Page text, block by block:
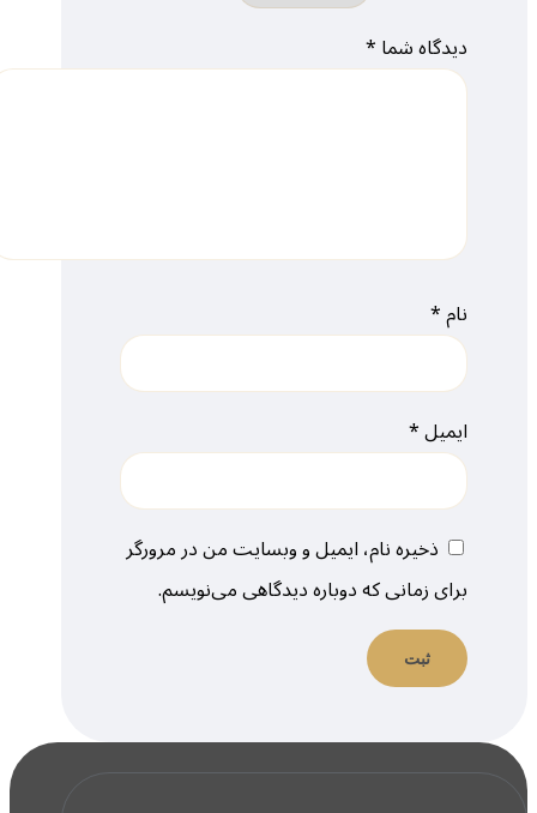
دیدگاه شما*
نام*
ایمیل*
ذخیره نام، ایمیل و وبسایت من در مرورگر
برای زمانی که دوباره دیدگاهی می‌نویسم.